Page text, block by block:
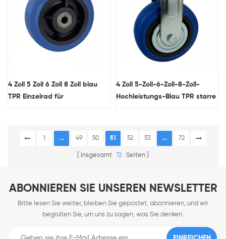
4 Zoll 5 Zoll 6 Zoll 8 Zoll blau
TPR Einzelrad für
4 Zoll 5-Zoll-6-Zoll-8-Zoll-
Hochleistungs-Blau TPR starre
... 49 50 51 52 53 ... 72
Insgesamt 72 Seiten
ABONNIEREN SIE UNSEREN NEWSLETTER
Bitte lesen Sie weiter, bleiben Sie gepostet, abonnieren, und wir
begrüßen Sie, um uns zu sagen, was Sie denken.